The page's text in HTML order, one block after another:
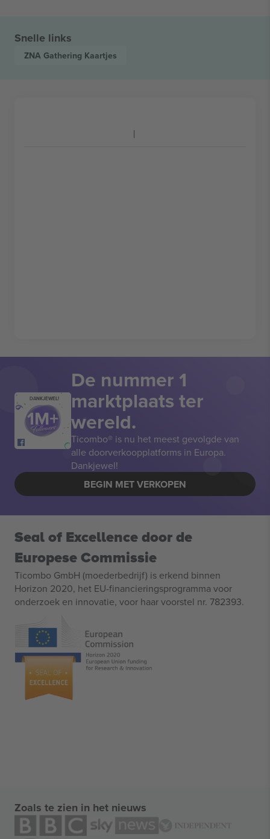
Snelle links
ZNA Gathering Kaartjes
DANKJEWEL!
De nummer 1
marktplaats ter
wereld.
Ticombo® is nu het meest gevolgde van
alle doorverkoopplatforms in Europa.
Dankjewel!
BEGIN MET VERKOPEN
Seal of Excellence door de
Europese Commissie
Ticombo GmbH (moederbedrijf) is erkend binnen
Horizon 2020, het EU-financieringsprogramma voor
onderzoek en innovatie, voor haar voorstel nr. 782393.
Zoals te zien in het nieuws